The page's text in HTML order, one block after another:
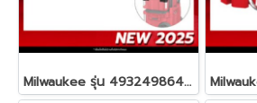
Milwaukee รุ่น 4932498643 PACKOUT™ ขายึดกล่องเครื่องมือ (2 ชิ้น) รหัส 4932498643